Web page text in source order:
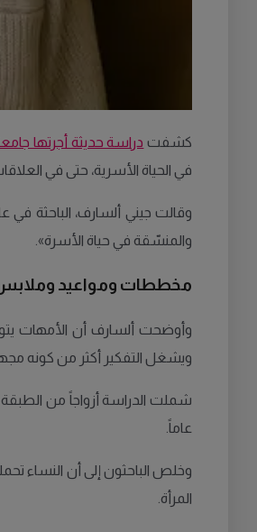
كشفت دراسة حديثة أجرتها
في الحياة الأسرية، حتى في
وقالت جيني ألسارف، الباحثة في
والمنسّقة في حياة الأسرة».
مخططات ومواعيد
وأوضحت ألسارف أن الأمهات
ويشغل التفكير أكثر من كونه
عاماً.
وخلص الباحثون إلى أن النساء
المرأة.